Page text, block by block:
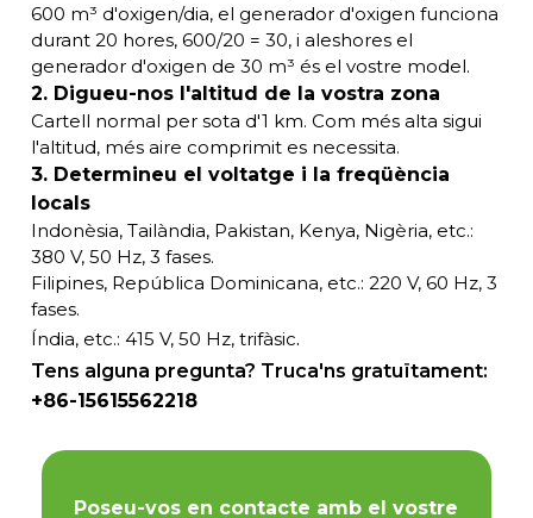
600 m³ d'oxigen/dia, el generador d'oxigen funciona
durant 20 hores, 600/20 = 30, i aleshores el
generador d'oxigen de 30 m³ és el vostre model.
2. Digueu-nos l'altitud de la vostra zona
Cartell normal per sota d'1 km. Com més alta sigui
l'altitud, més aire comprimit es necessita.
3. Determineu el voltatge i la freqüència
locals
Indonèsia, Tailàndia, Pakistan, Kenya, Nigèria, etc.:
380 V, 50 Hz, 3 fases.
Filipines, República Dominicana, etc.: 220 V, 60 Hz, 3
fases.
Índia, etc.: 415 V, 50 Hz, trifàsic.
Tens alguna pregunta? Truca'ns gratuïtament:
+86-15615562218
Poseu-vos en contacte amb el vostre